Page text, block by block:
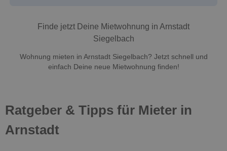
Finde jetzt Deine Mietwohnung in Arnstadt
Siegelbach
Wohnung mieten in Arnstadt Siegelbach? Jetzt schnell und
einfach Deine neue Mietwohnung finden!
Ratgeber & Tipps für Mieter in
Arnstadt